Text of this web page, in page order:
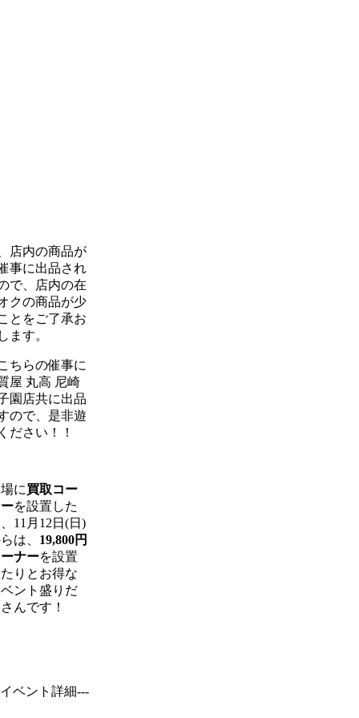
店内の商品が
事に出品され
で、店内の在
クの商品が少
とをご了承お
ます。
ちらの催事に
屋 丸高 尼崎
園店共に出品
ので、是非遊
ださい！！
に買取コー
を設置した
、11月12日(日)
は、 19,800円
ナーを設置
たりとお得な
ント盛りだ
さんです！
ベント詳細---